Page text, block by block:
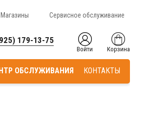
Магазины Сервисное обслуживание
179-13-75
Войти Корзина
КОНТАКТЫ
ОБСЛУЖИВАНИЯ